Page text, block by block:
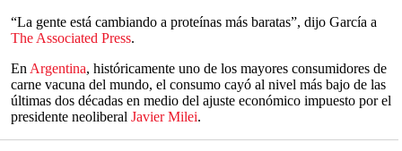
“La gente está cambiando a proteínas más baratas”, dijo García a
The Associated Press.
En Argentina, históricamente uno de los mayores consumidores de
carne vacuna del mundo, el consumo cayó al nivel más bajo de las
últimas dos décadas en medio del ajuste económico impuesto por el
presidente neoliberal Javier Milei.